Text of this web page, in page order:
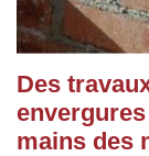
Des
mains des